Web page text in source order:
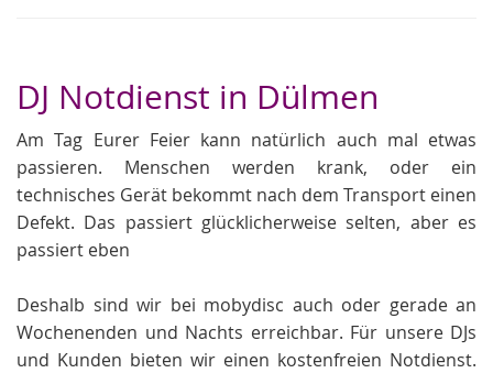
DJ Notdienst in Dülmen
Am Tag Eurer Feier kann natürlich auch mal etwas
passieren. Menschen werden krank, oder ein
technisches Gerät bekommt nach dem Transport einen
Defekt. Das passiert glücklicherweise selten, aber es
passiert eben
Deshalb sind wir bei mobydisc auch oder gerade an
Wochenenden und Nachts erreichbar. Für unsere DJs
und Kunden bieten wir einen kostenfreien Notdienst.